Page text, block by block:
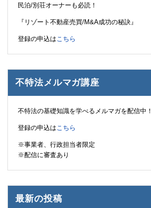
民泊/別荘オーナーも必読！
『リゾート不動産売買/M&A成功の秘訣』
登録の申込は こちら
不特法メルマガ講座
不特法の基礎知識を学べるメルマガを配信中！
登録の申込は こちら
※事業者、行政担当者限定
※配信に審査あり
最新の投稿